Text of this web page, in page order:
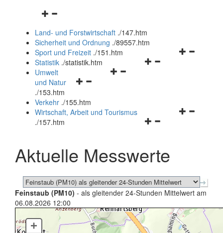
Navigationsmenü
und
schließen
Land- und Forstwirtschaft ./147.htm
Sicherheit und Ordnung ./89557.htm
Navigationsmenü
Sport und Freizeit ./151.htm
Navigationsmenü
Statistik ./statistik.htm
Navigationsmenü
und
schließen
Umwelt
und Natur
./153.htm
Verkehr ./155.htm
Navigationsmenü
schließen
Wirtschaft, Arbeit und Tourismus
./157.htm
Aktuelle Messwerte
Feinstaub (PM10) - als gleitender 24-Stunden Mittelwert am
06.08.2026 12:00
+